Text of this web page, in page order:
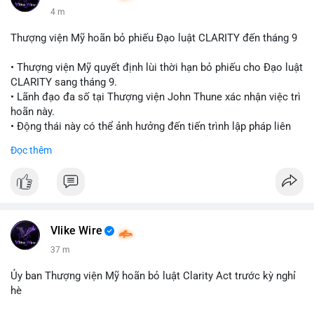
4 m
Thượng viện Mỹ hoãn bỏ phiếu Đạo luật CLARITY đến tháng 9
• Thượng viện Mỹ quyết định lùi thời hạn bỏ phiếu cho Đạo luật
CLARITY sang tháng 9.
• Lãnh đạo đa số tại Thượng viện John Thune xác nhận việc trì
hoãn này.
• Động thái này có thể ảnh hưởng đến tiến trình lập pháp liên
📰 Nguồn: Cointelegraph
Đọc thêm
Vlike Wire
37 m
Ủy ban Thượng viện Mỹ hoãn bỏ luật Clarity Act trước kỳ nghỉ
hè